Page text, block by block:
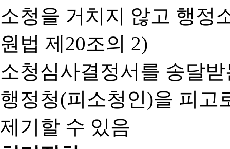
소청을 거치지 않고 행정
원법 제20조의 2)
소청심사결정서를 송달
행정청(피소청인)을 피고
제기할 수 있음